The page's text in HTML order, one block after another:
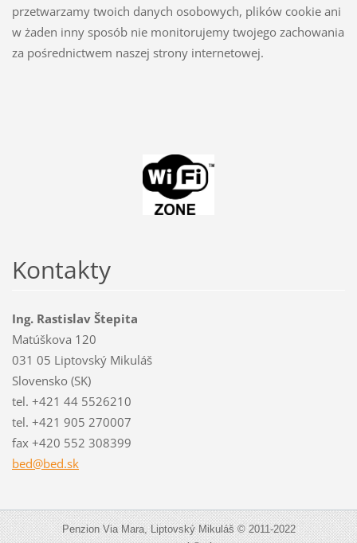
przetwarzamy twoich danych osobowych, plików cookie ani
w żaden inny sposób nie monitorujemy twojego zachowania
za pośrednictwem naszej strony internetowej.
Kontakty
Ing. Rastislav Štepita
Matúškova 120
031 05 Liptovský Mikuláš
Slovensko (SK)
tel. +421 44 5526210
tel. +421 905 270007
fax +420 552 308399
bed@bed.sk
Penzion Via Mara, Liptovský Mikuláš © 2011-2022